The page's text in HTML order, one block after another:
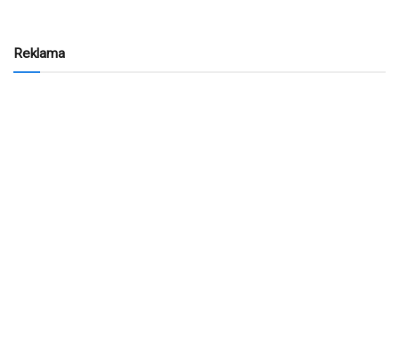
Reklama